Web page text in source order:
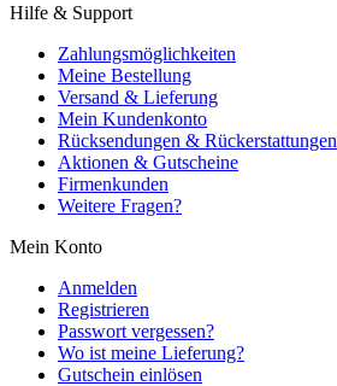
Hilfe & Support
Zahlungsmöglichkeiten
Meine Bestellung
Versand & Lieferung
Mein Kundenkonto
Rücksendungen & Rückerstattungen
Aktionen & Gutscheine
Firmenkunden
Weitere Fragen?
Mein Konto
Anmelden
Registrieren
Passwort vergessen?
Wo ist meine Lieferung?
Gutschein einlösen